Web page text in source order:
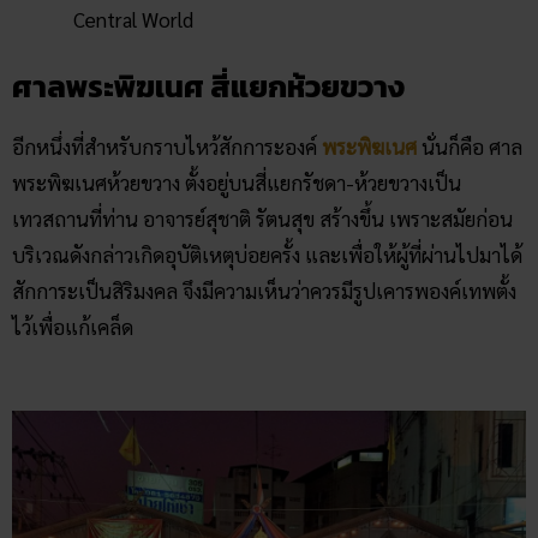
Central World
ศาลพระพิฆเนศ สี่แยกห้วยขวาง
อีกหนึ่งที่สำหรับกราบไหว้สักการะองค์ พระพิฆเนศ นั่นก็คือ ศาล
พระพิฆเนศห้วยขวาง ตั้งอยู่บนสี่แยกรัชดา-ห้วยขวางเป็น
เทวสถานที่ท่าน อาจารย์สุชาติ รัตนสุข สร้างขึ้น เพราะสมัยก่อน
บริเวณดังกล่าวเกิดอุบัติเหตุบ่อยครั้ง และเพื่อให้ผู้ที่ผ่านไปมาได้
สักการะเป็นสิริมงคล จึงมีความเห็นว่าควรมีรูปเคารพองค์เทพตั้ง
ไว้เพื่อแก้เคล็ด